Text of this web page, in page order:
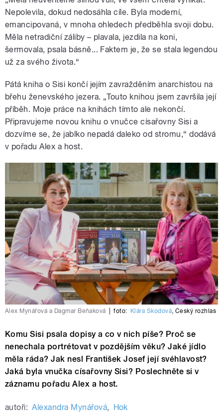
Nepolevila, dokud nedosáhla cíle. Byla moderní,
emancipovaná, v mnoha ohledech předběhla svoji dobu.
Měla netradiční záliby – plavala, jezdila na koni,
šermovala, psala básně... Faktem je, že se stala legendou
už za svého života.“
Pátá kniha o Sisi končí jejím zavražděním anarchistou na
břehu ženevského jezera. „Touto knihou jsem završila její
příběh. Moje práce na knihách tímto ale nekončí.
Připravujeme novou knihu o vnučce císařovny Sisi a
dozvíme se, že jablko nepadá daleko od stromu,“ dodává
v pořadu Alex a host.
Alex Mynářová a Dagmar Beňaková foto: Klára Škodová, Český rozhlas
Komu Sisi psala dopisy a co v nich píše? Proč se
nenechala portrétovat v pozdějším věku? Jaké jídlo
měla ráda? Jak nesl František Josef její svéhlavost?
Jaká byla vnučka císařovny Sisi? Poslechněte si v
záznamu pořadu Alex a host.
autoři: Alexandra Mynářová, Hok